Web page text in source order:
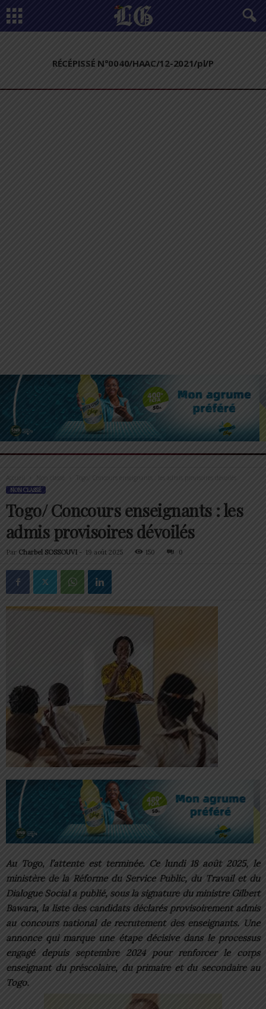
RÉCÉPISSÉ N°0040/HAAC/12-2021/pl/P
Accueil Togo/ Concours enseignants : les admis provisoires dévoilés
NON CLASSÉ
Togo/ Concours enseignants : les
admis provisoires dévoilés
Par Charbel SOSSOUVI - 19 août 2025 150 0
Au Togo, l’attente est terminée. Ce lundi 18 août 2025, le
ministère de la Réforme du Service Public, du Travail et du
Dialogue Social a publié, sous la signature du ministre Gilbert
Bawara, la liste des candidats déclarés provisoirement admis
au concours national de recrutement des enseignants. Une
annonce qui marque une étape décisive dans le processus
engagé depuis septembre 2024 pour renforcer le corps
enseignant du préscolaire, du primaire et du secondaire au
Togo.